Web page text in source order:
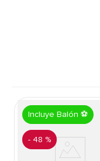
Incluye Balón ⚽
- 48 %